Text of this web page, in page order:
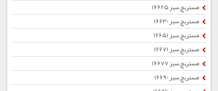
مستربچ سبز 16625
مستربچ سبز 16630
مستربچ سبز 16651
مستربچ سبز 16671
مستربچ سبز 16677
مستربچ سبز 16690